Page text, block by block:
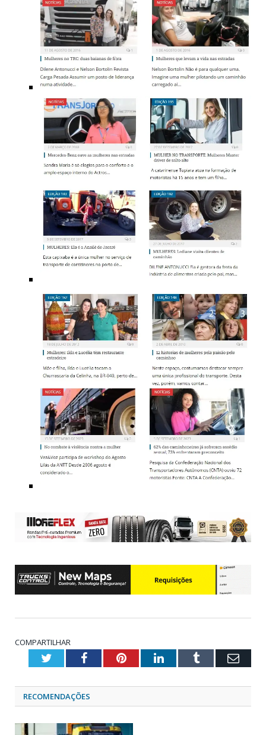
COMPARTILHAR
TwitterFacebookPinterestLinkedInTumblr
RECOMENDAÇÕES